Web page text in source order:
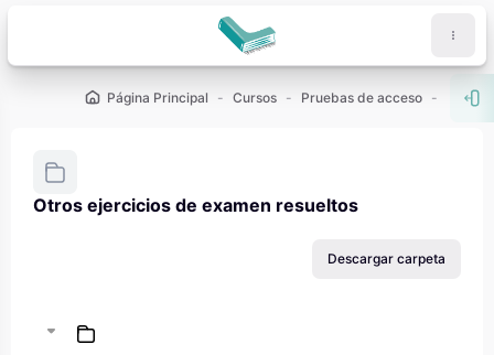
Página Principal Cursos Pruebas de acceso PCE
Otros ejercicios de examen resueltos
Descargar carpeta